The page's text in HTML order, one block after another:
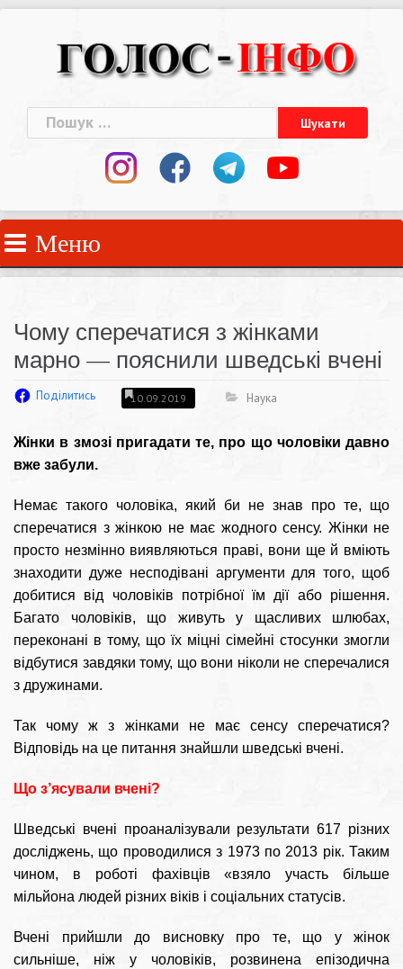
Пошук:
Меню
Чому сперечатися з жінками
марно — пояснили шведські вчені
Поділитись 10.09.2019 Наука
Жінки в змозі пригадати те, про що чоловіки давно
вже забули.
Немає такого чоловіка, який би не знав про те, що
сперечатися з жінкою не має жодного сенсу. Жінки не
просто незмінно виявляються праві, вони ще й вміють
знаходити дуже несподівані аргументи для того, щоб
добитися від чоловіків потрібної їм дії або рішення.
Багато чоловіків, що живуть у щасливих шлюбах,
переконані в тому, що їх міцні сімейні стосунки змогли
відбутися завдяки тому, що вони ніколи не сперечалися
з дружинами.
Так чому ж з жінками не має сенсу сперечатися?
Відповідь на це питання знайшли шведські вчені.
Що з’ясували вчені?
Шведські вчені проаналізували результати 617 різних
досліджень, що проводилися з 1973 по 2013 рік. Таким
чином, в роботі фахівців «взяло участь більше
мільйона людей різних віків і соціальних статусів.
Вчені прийшли до висновку про те, що у жінок
сильніше, ніж у чоловіків, розвинена епізодична